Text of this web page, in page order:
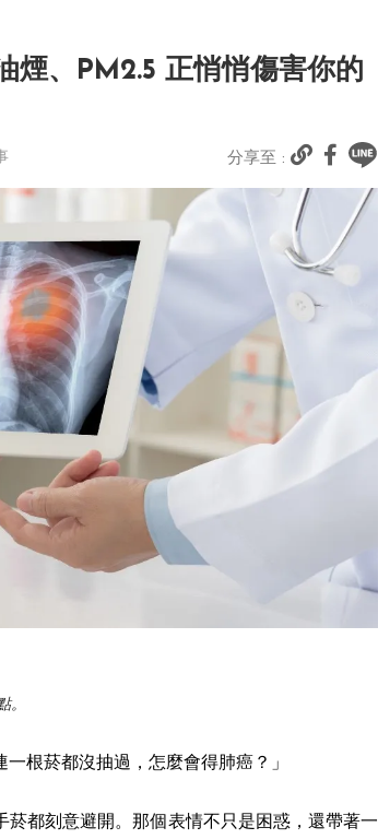
煙、PM2.5 正悄悄傷害你的
分享至 :
。
根菸都沒抽過，怎麼會得肺癌？」
都刻意避開。那個表情不只是困惑，還帶著一